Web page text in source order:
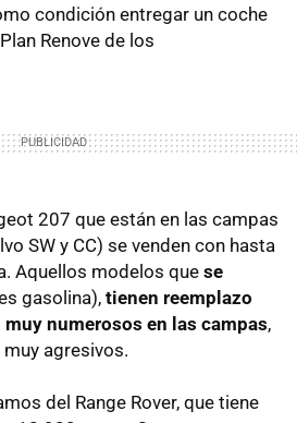
condición entregar un coche
Renove de los
207 que están en las campas
SW y CC) se venden con hasta
Aquellos modelos que se
gasolina), tienen reemplazo
muy numerosos en las campas,
agresivos.
del Range Rover, que tiene